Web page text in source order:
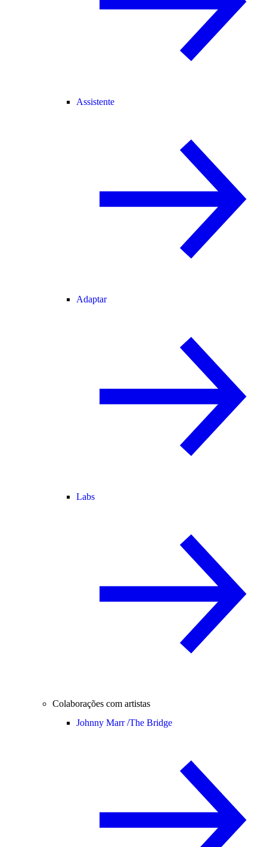
Assistente
Adaptar
Labs
Colaborações com artistas
Johnny Marr /The Bridge